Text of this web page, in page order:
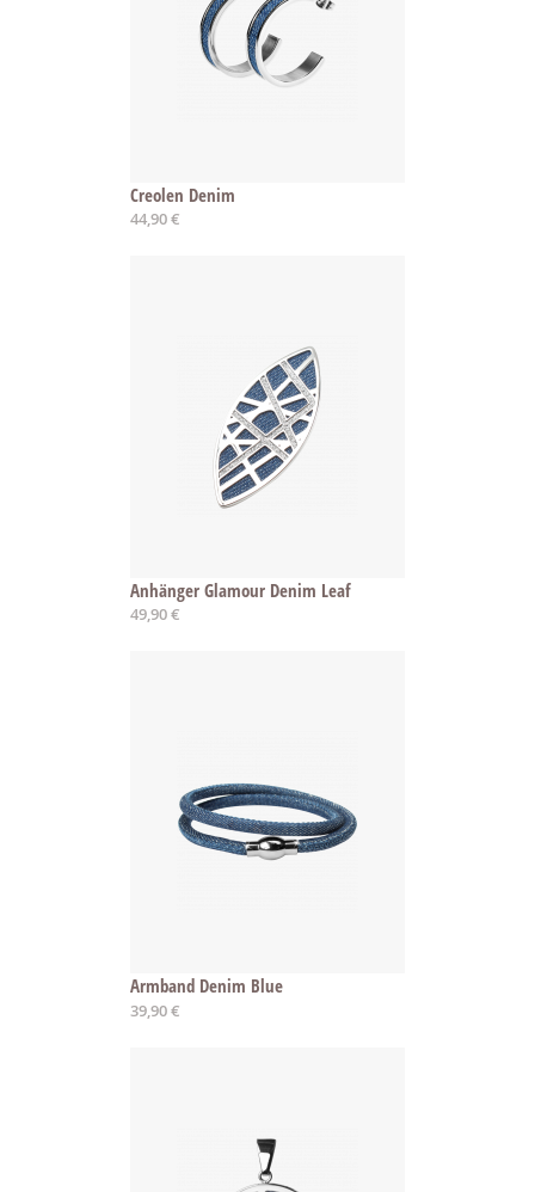
Creolen Denim
44,90 €
Anhänger Glamour Denim Leaf
49,90 €
Armband Denim Blue
Ab
39,90 €